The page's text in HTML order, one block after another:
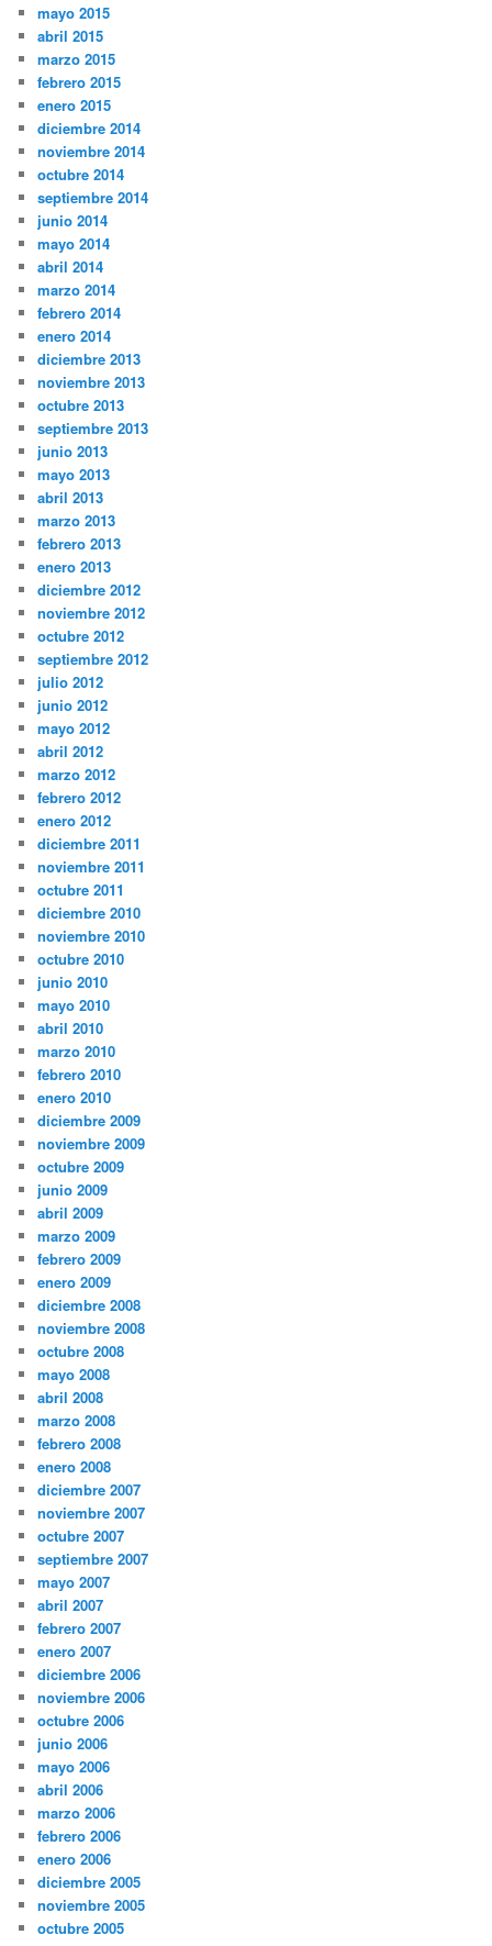
mayo 2015
abril 2015
marzo 2015
febrero 2015
enero 2015
diciembre 2014
noviembre 2014
octubre 2014
septiembre 2014
junio 2014
mayo 2014
abril 2014
marzo 2014
febrero 2014
enero 2014
diciembre 2013
noviembre 2013
octubre 2013
septiembre 2013
junio 2013
mayo 2013
abril 2013
marzo 2013
febrero 2013
enero 2013
diciembre 2012
noviembre 2012
octubre 2012
septiembre 2012
julio 2012
junio 2012
mayo 2012
abril 2012
marzo 2012
febrero 2012
enero 2012
diciembre 2011
noviembre 2011
octubre 2011
diciembre 2010
noviembre 2010
octubre 2010
junio 2010
mayo 2010
abril 2010
marzo 2010
febrero 2010
enero 2010
diciembre 2009
noviembre 2009
octubre 2009
junio 2009
abril 2009
marzo 2009
febrero 2009
enero 2009
diciembre 2008
noviembre 2008
octubre 2008
mayo 2008
abril 2008
marzo 2008
febrero 2008
enero 2008
diciembre 2007
noviembre 2007
octubre 2007
septiembre 2007
mayo 2007
abril 2007
febrero 2007
enero 2007
diciembre 2006
noviembre 2006
octubre 2006
junio 2006
mayo 2006
abril 2006
marzo 2006
febrero 2006
enero 2006
diciembre 2005
noviembre 2005
octubre 2005